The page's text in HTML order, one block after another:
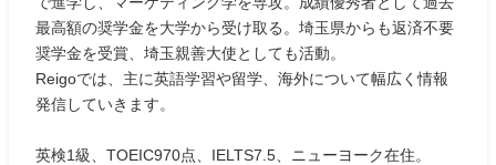
最高額の奨学金を大学から受け取る。埼玉県からも返済不要
奨学金を受賞、埼玉親善大使としても活動。
Reigoでは、主に英語学習や留学、海外について幅広く情報
発信していきます。
英検1級、TOEIC970点、IELTS7.5、ニューヨーク在住。